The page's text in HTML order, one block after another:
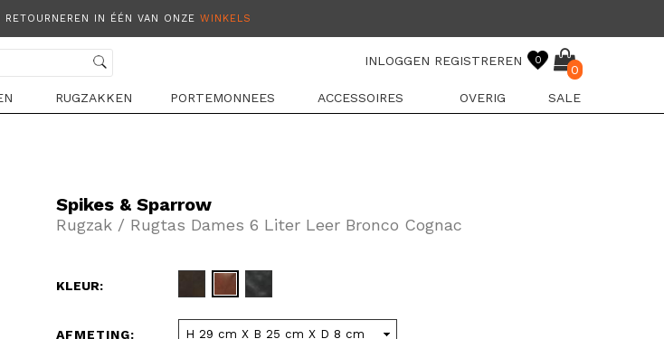
IN ÉÉN VAN ONZE WINKELS
INLOGGEN REGISTREREN 0
0
RUGZAKKEN PORTEMONNEES ACCESSOIRES OVERIG SALE
Spikes & Sparrow
Rugzak / Rugtas Dames 6 Liter Leer Bronco Cognac
KLEUR:
AFMETING: